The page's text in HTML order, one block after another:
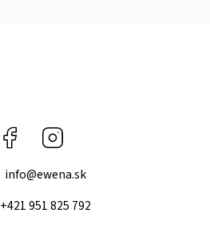
Facebook
info@ewena.sk
+421 951 825 792